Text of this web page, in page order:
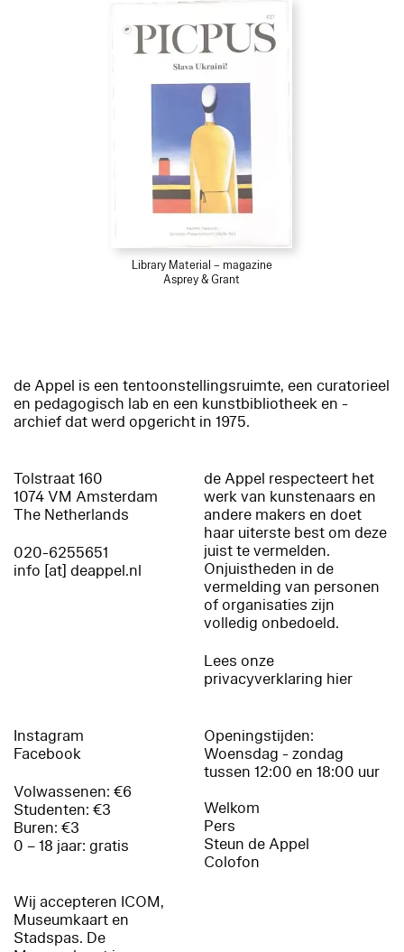
Library Material – magazine
Asprey & Grant
de Appel is een tentoonstellingsruimte, een curatorieel
en pedagogisch lab en een kunstbibliotheek en -
archief dat werd opgericht in 1975.
Tolstraat 160
1074 VM Amsterdam
The Netherlands
020-6255651
info [at] deappel.nl
de Appel respecteert het
werk van kunstenaars en
andere makers en doet
haar uiterste best om deze
juist te vermelden.
Onjuistheden in de
vermelding van personen
of organisaties zijn
volledig onbedoeld.
Lees onze
privacyverklaring hier
Instagram
Facebook
Volwassenen: €6
Studenten: €3
Buren: €3
0 – 18 jaar: gratis
Wij accepteren ICOM,
Museumkaart en
Stadspas. De
Openingstijden:
Woensdag - zondag
tussen 12:00 en 18:00 uur
Welkom
Pers
Steun de Appel
Colofon